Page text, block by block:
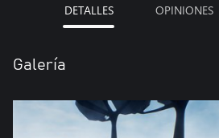
DETALLES OPINIONES
Galería